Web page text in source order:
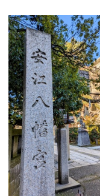
P
r
e
v
i
o
u
s